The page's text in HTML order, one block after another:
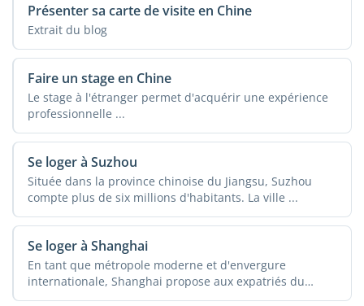
Présenter sa carte de visite en Chine
Extrait du blog
Faire un stage en Chine
Le stage à l'étranger permet d'acquérir une expérience
professionnelle ...
Se loger à Suzhou
Située dans la province chinoise du Jiangsu, Suzhou
compte plus de six millions d'habitants. La ville ...
Se loger à Shanghai
En tant que métropole moderne et d'envergure
internationale, Shanghai propose aux expatriés du
monde ...